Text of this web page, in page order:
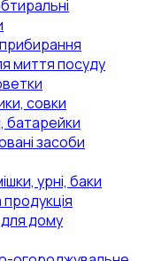
миття посуду
совки
батарейки
засоби
урні, баки
дому